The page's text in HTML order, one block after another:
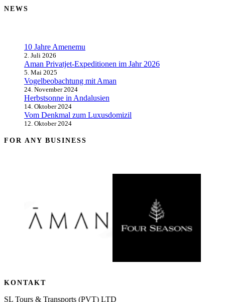
NEWS
10 Jahre Amenemu
2. Juli 2026
Aman Privatjet-Expeditionen im Jahr 2026
5. Mai 2025
Vogelbeobachtung mit Aman
24. November 2024
Herbstsonne in Andalusien
14. Oktober 2024
Vom Denkmal zum Luxusdomizil
12. Oktober 2024
FOR ANY BUSINESS
KONTAKT
SL Tours & Transports (PVT) LTD